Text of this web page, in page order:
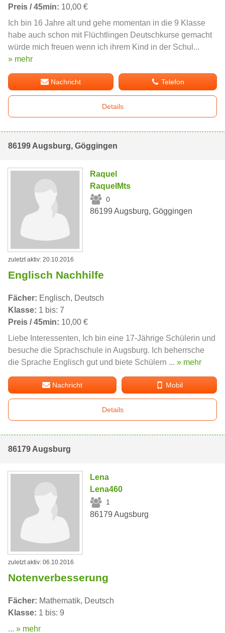
Preis / 45min: 10,00 €
Ich bin 16 Jahre alt und gehe momentan in die 9 Klasse
habe auch schon mit Flüchtlingen Deutschkurse gemacht
würde mich freuen wenn ich ihrem Kind in der Schul...
» mehr
Nachricht Telefon
Details
86199 Augsburg, Göggingen
Raquel
RaquelMts
0
86199 Augsburg, Göggingen
zuletzt aktiv: 20.10.2016
Englisch Nachhilfe
Fächer: Englisch, Deutsch
Klasse: 1 bis: 7
Preis / 45min: 10,00 €
Liebe Interessenten, Ich bin eine 17-Jährige Schülerin und
besuche die Sprachschule in Augsburg. Ich beherrsche
die Sprache Englisch gut und biete Schülern ... » mehr
Nachricht Mobil
Details
86179 Augsburg
Lena
Lena460
1
86179 Augsburg
zuletzt aktiv: 06.10.2016
Notenverbesserung
Fächer: Mathematik, Deutsch
Klasse: 1 bis: 9
... » mehr